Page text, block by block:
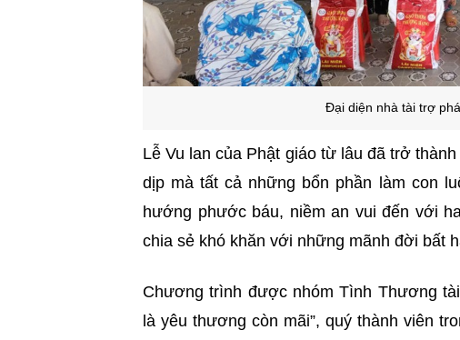
Đại diện nhà tài trợ
Lễ Vu lan của Phật giáo từ lâu đã trở
dịp mà tất cả những bổn phần làm con
hướng phước báu, niềm an vui đến với
chia sẻ khó khăn với những mãnh đời bất
Chương trình được nhóm Tình Thương
là yêu thương còn mãi”, quý thành viên